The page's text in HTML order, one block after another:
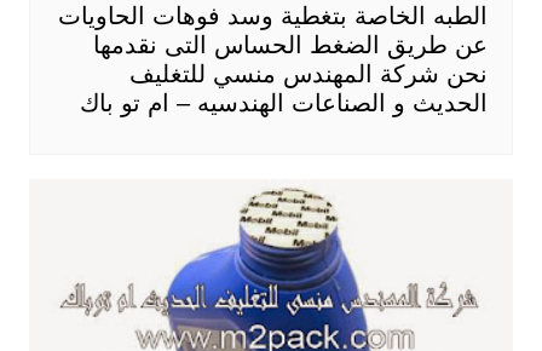
الطبه الخاصة بتغطية وسد فوهات الحاويات
عن طريق الضغط الحساس التى نقدمها
نحن شركة المهندس منسي للتغليف
الحديث و الصناعات الهندسيه – ام تو باك